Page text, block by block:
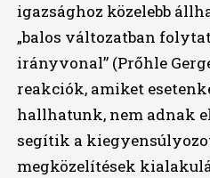
igazsághoz közelebb
„balos változatban
irányvonal” (Prőhle
reakciók, amiket
hallhatunk, nem adnak
segítik a
megközelítések